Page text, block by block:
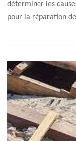
déterminer les
pour la réparation